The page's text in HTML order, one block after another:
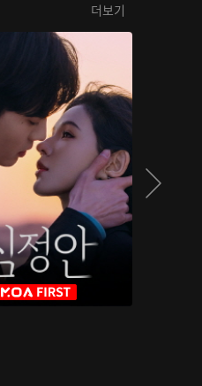
더보기